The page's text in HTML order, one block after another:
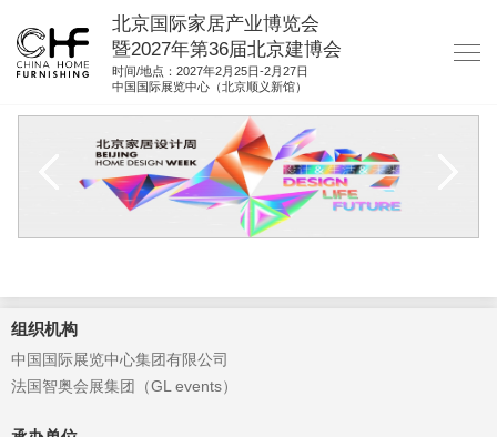
北京国际家居产业博览会
暨2027年第36届北京建博会
时间/地点：2027年2月25日-2月27日
中国国际展览中心（北京顺义新馆）
资料下载
集团展会
组织机构
中国国际展览中心集团有限公司
法国智奥会展集团（GL events）